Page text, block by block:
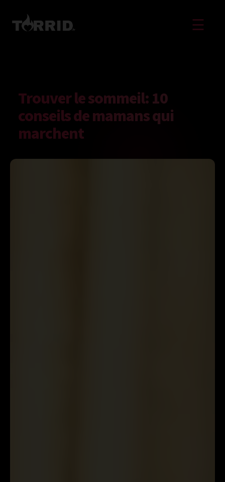
☰
Trouver le sommeil: 10
conseils de mamans qui
marchent